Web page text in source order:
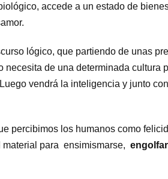
accede a un estado de
lógico, que partiendo de unas
de una determinada cultura
vendrá la inteligencia y junto
percibimos los humanos como
para ensimismarse,